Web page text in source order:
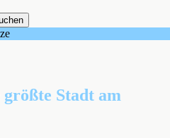
Stadt am